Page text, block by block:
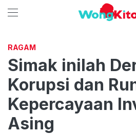
RAGAM
Simak inilah
Korupsi dan
Kepercayaan
Asing